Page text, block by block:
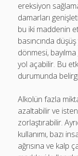
ereksiyon
damarları
bu iki maddenin
basıncında
dönmesi,
yol açabilir. Bu
durumunda
Alkolün fazla
azaltabilir ve
zorlaştırabilir.
kullanımı, bazı
ağrısına ve kalp